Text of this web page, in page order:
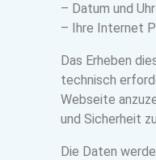
– Datum und
– Ihre Internet
Das Erheben
technisch
Webseite
und Sicherheit
Die Daten